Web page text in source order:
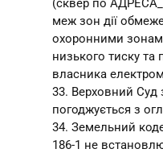
(сквер по
меж зон дії
охоронними
низького тиску та
власника
33. Верховний
погоджується з
34. Земельний
186-1 не